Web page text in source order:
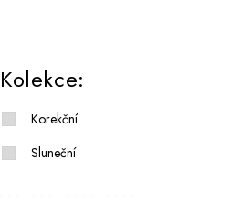
Kolekce:
Korekční
Sluneční